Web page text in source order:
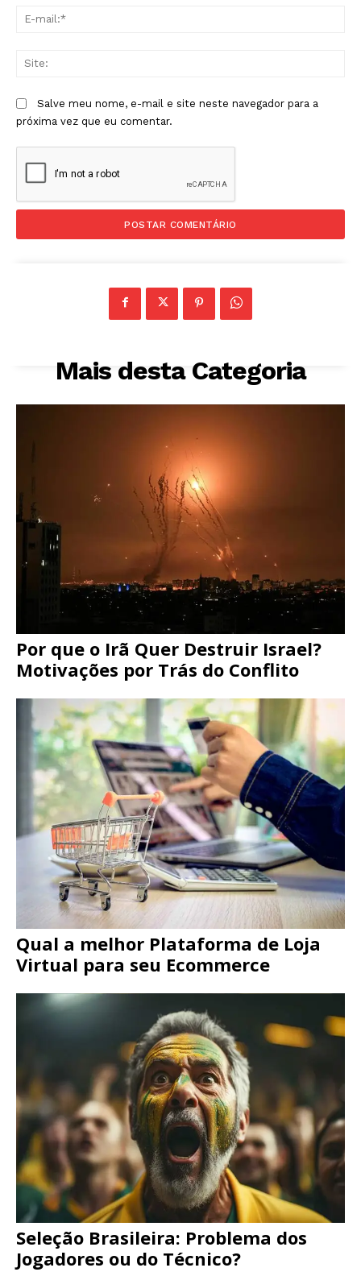
Salve meu nome, e-mail e site neste navegador para a
próxima vez que eu comentar.
Mais desta Categoria
Por que o Irã Quer Destruir Israel?
Motivações por Trás do Conflito
Qual a melhor Plataforma de Loja
Virtual para seu Ecommerce
Seleção Brasileira: Problema dos
Jogadores ou do Técnico?